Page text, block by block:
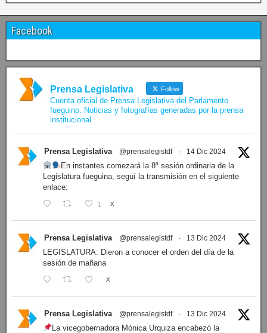
Facebook
Prensa Legislativa Follow
Cuenta oficial de Prensa Legislativa del Parlamento
fueguino. Noticias y fotografías generadas por la prensa
institucional.
Prensa Legislativa @prensalegistdf · 14 Dic 2024
En instantes comezará la 8ª sesión ordinaria de la
Legislatura fueguina, seguí la transmisión en el siguiente
enlace:
1 X
Prensa Legislativa @prensalegistdf · 13 Dic 2024
LEGISLATURA: Dieron a conocer el orden del día de la
sesión de mañana
X
Prensa Legislativa @prensalegistdf · 13 Dic 2024
La vicegobernadora Mónica Urquiza encabezó la